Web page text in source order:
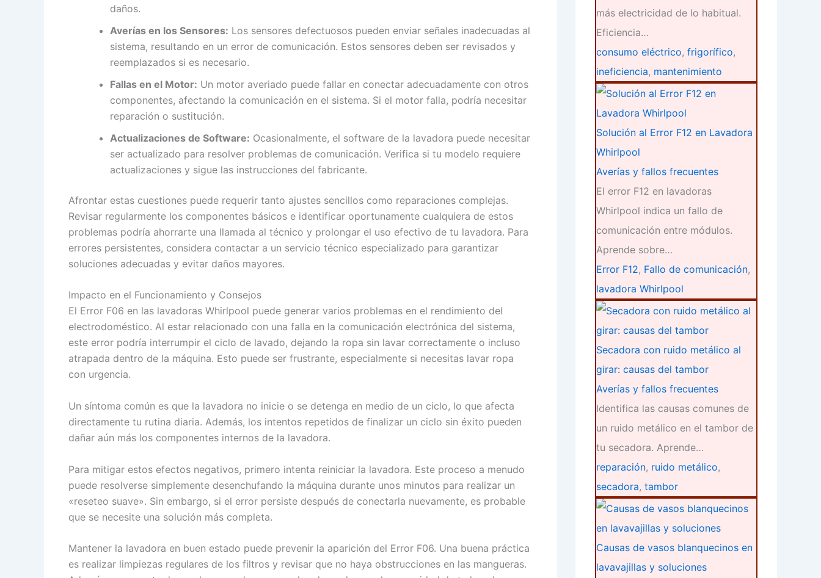
daños.
Averías en los Sensores: Los sensores defectuosos pueden enviar señales inadecuadas al
sistema, resultando en un error de comunicación. Estos sensores deben ser revisados y
reemplazados si es necesario.
Fallas en el Motor: Un motor averiado puede fallar en conectar adecuadamente con otros
componentes, afectando la comunicación en el sistema. Si el motor falla, podría necesitar
reparación o sustitución.
Actualizaciones de Software: Ocasionalmente, el software de la lavadora puede necesitar
ser actualizado para resolver problemas de comunicación. Verifica si tu modelo requiere
actualizaciones y sigue las instrucciones del fabricante.
Afrontar estas cuestiones puede requerir tanto ajustes sencillos como reparaciones complejas.
Revisar regularmente los componentes básicos e identificar oportunamente cualquiera de estos
problemas podría ahorrarte una llamada al técnico y prolongar el uso efectivo de tu lavadora. Para
errores persistentes, considera contactar a un servicio técnico especializado para garantizar
soluciones adecuadas y evitar daños mayores.
Impacto en el Funcionamiento y Consejos
El Error F06 en las lavadoras Whirlpool puede generar varios problemas en el rendimiento del
electrodoméstico. Al estar relacionado con una falla en la comunicación electrónica del sistema,
este error podría interrumpir el ciclo de lavado, dejando la ropa sin lavar correctamente o incluso
atrapada dentro de la máquina. Esto puede ser frustrante, especialmente si necesitas lavar ropa
con urgencia.
Un síntoma común es que la lavadora no inicie o se detenga en medio de un ciclo, lo que afecta
directamente tu rutina diaria. Además, los intentos repetidos de finalizar un ciclo sin éxito pueden
dañar aún más los componentes internos de la lavadora.
Para mitigar estos efectos negativos, primero intenta reiniciar la lavadora. Este proceso a menudo
puede resolverse simplemente desenchufando la máquina durante unos minutos para realizar un
«reseteo suave». Sin embargo, si el error persiste después de conectarla nuevamente, es probable
que se necesite una solución más completa.
Mantener la lavadora en buen estado puede prevenir la aparición del Error F06. Una buena práctica
es realizar limpiezas regulares de los filtros y revisar que no haya obstrucciones en las mangueras.
más electricidad de lo habitual.
Eficiencia…
consumo eléctrico, frigorífico,
ineficiencia, mantenimiento
Solución al Error F12 en Lavadora
Whirlpool
Averías y fallos frecuentes
El error F12 en lavadoras
Whirlpool indica un fallo de
comunicación entre módulos.
Aprende sobre…
Error F12, Fallo de comunicación,
lavadora Whirlpool
Secadora con ruido metálico al
girar: causas del tambor
Averías y fallos frecuentes
Identifica las causas comunes de
un ruido metálico en el tambor de
tu secadora. Aprende…
reparación, ruido metálico,
secadora, tambor
Causas de vasos blanquecinos en
lavavajillas y soluciones